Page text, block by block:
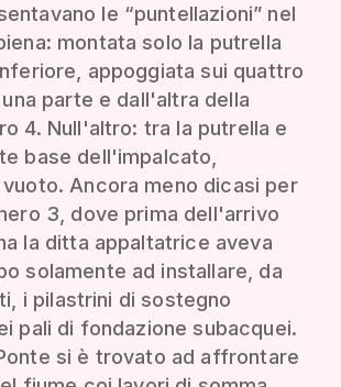
le “puntellazioni” nel
montata solo la putrella
appoggiata sui quattro
parte e dall'altra della
4. Null'altro: tra la putrella e
base dell'impalcato,
Ancora meno dicasi per
3, dove prima dell'arrivo
la ditta appaltatrice aveva
solamente ad installare, da
i pilastrini di sostegno
pali di fondazione subacquei.
si è trovato ad affrontare